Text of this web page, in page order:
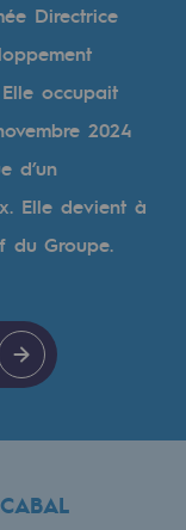
procédés
Directrice
occupait
2024
d’un
Elle devient à
du Groupe.